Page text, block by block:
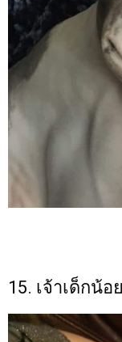
15. เจ้าเด็กน้